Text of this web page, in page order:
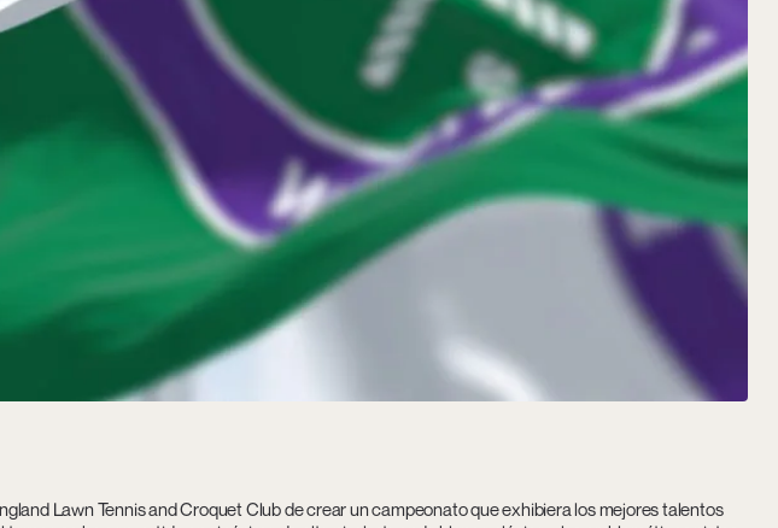
Lawn Tennis and Croquet Club de crear un campeonato que exhibiera los mejores talentos